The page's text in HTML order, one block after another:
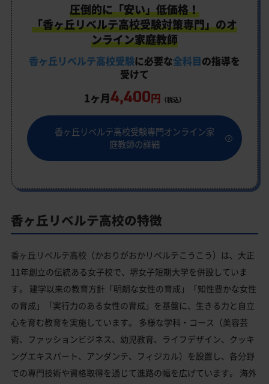
圧倒的に「安い」低価格！
「香ヶ丘リベルテ高校受験対策専門」のオ
ンライン家庭教師
香ヶ丘リベルテ高校受験に必要な全科目の指導を
受けて
1ヶ月4,400円 （税込）
香ヶ丘リベルテ高校受験専門オンライン家
庭教師の詳細
香ヶ丘リベルテ高校の特徴
香ヶ丘リベルテ高校（かおりがおかリベルテこうこう）は、大正
11年創立の伝統ある女子校で、堺女子短期大学を併設していま
す。 建学以来の教育方針「明朗な女性の育成」「知性豊かな女性
の育成」「実行力のある女性の育成」を基盤に、生きる力と自立
心を育む教育を実施しています。 多様な学科・コース（美容芸
術、ファッションビジネス、幼児教育、ライフデザイン、クッキ
ングエキスパート、アンダンテ、フィジカル）を設置し、各分野
での専門技術や資格取得を通じて進路の幅を広げています。 海外